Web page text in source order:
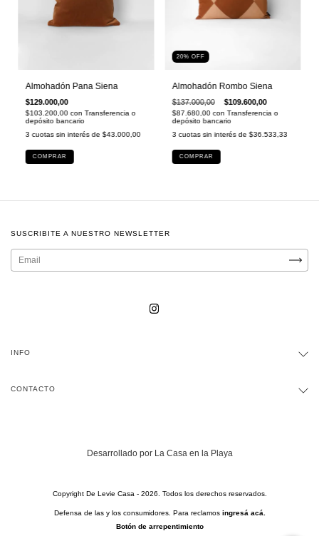
Almohadón Pana Siena
$129.000,00
$103.200,00con Transferencia o
depósito bancario
3 cuotas sin interés de$43.000,00
COMPRAR
20%OFF
Almohadón Rombo Siena
$137.000,00 $109.600,00
$87.680,00con Transferencia o
depósito bancario
3 cuotas sin interés de$36.533,33
COMPRAR
SUSCRIBITE A NUESTRO NEWSLETTER
INFO
CONTACTO
Desarrollado por La Casa en la Playa
Copyright De Levie Casa - 2026. Todos los derechos reservados.
Defensa de las y los consumidores. Para reclamos ingresá acá.
Botón de arrepentimiento